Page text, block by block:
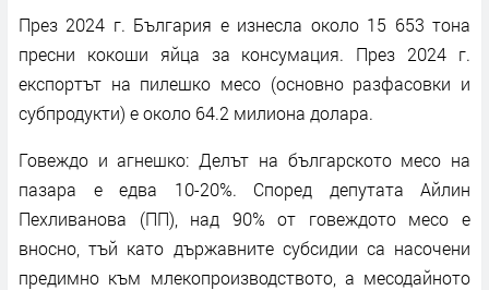
През 2024 г. България е изнесла около 15 653 тона
пресни кокоши яйца за консумация. През 2024 г.
експортът на пилешко месо (основно разфасовки и
субпродукти) е около 64.2 милиона долара.
Говеждо и агнешко: Делът на българското месо на
пазара е едва 10-20%. Според депутата Айлин
Пехливанова (ПП), над 90% от говеждото месо е
вносно, тъй като държавните субсидии са насочени
предимно към млекопроизводството, а месодайното